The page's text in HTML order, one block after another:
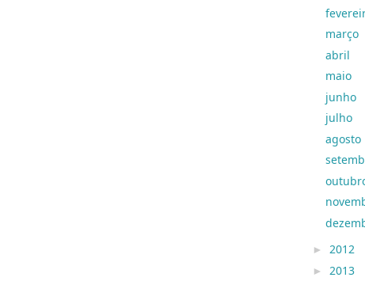
março
abril
maio
junho
julho
agosto
► 2012
► 2013